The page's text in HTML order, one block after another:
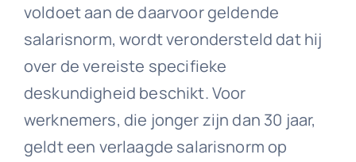
voldoet aan de daarvoor geldende
salarisnorm, wordt verondersteld dat hij
over de vereiste specifieke
deskundigheid beschikt. Voor
werknemers, die jonger zijn dan 30 jaar,
geldt een verlaagde salarisnorm op